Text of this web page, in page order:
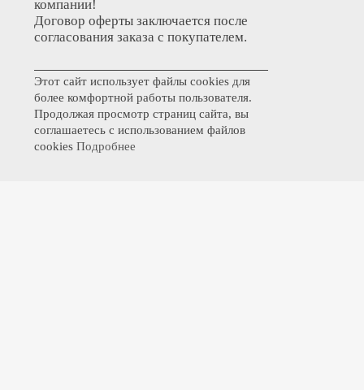
компании!
Договор оферты заключается после
согласования заказа с покупателем.
Этот сайт использует файлы cookies для
более комфортной работы пользователя.
Продолжая просмотр страниц сайта, вы
соглашаетесь с использованием файлов
cookies Подробнее